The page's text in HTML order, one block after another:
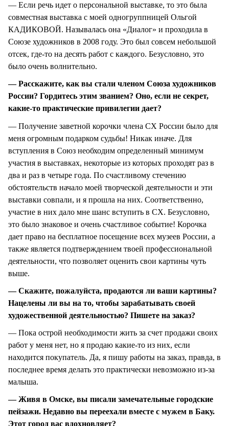
— Если речь идет о персональной выставке, то это была
совместная выставка с моей одногруппницей Ольгой
КАДИКОВОЙ. Называлась она «Диалог» и проходила в
Союзе художников в 2008 году. Это был совсем небольшой
отсек, где-то на десять работ с каждого. Безусловно, это
было очень волнительно.
— Расскажите, как вы стали членом Союза художников
России? Гордитесь этим званием? Оно, если не секрет,
какие-то практические привилегии дает?
— Получение заветной корочки члена СХ России было для
меня огромным подарком судьбы! Никак иначе. Для
вступления в Союз необходим определенный минимум
участия в выставках, некоторые из которых проходят раз в
два и раз в четыре года. По счастливому стечению
обстоятельств начало моей творческой деятельности и эти
выставки совпали, и я прошла на них. Соответственно,
участие в них дало мне шанс вступить в СХ. Безусловно,
это было знаковое и очень счастливое событие! Корочка
дает право на бесплатное посещение всех музеев России, а
также является подтверждением твоей профессиональной
деятельности, что позволяет оценить свои картины чуть
выше.
— Скажите, пожалуйста, продаются ли ваши картины?
Нацелены ли вы на то, чтобы зарабатывать своей
художественной деятельностью? Пишете на заказ?
— Пока острой необходимости жить за счет продажи своих
работ у меня нет, но я продаю какие-то из них, если
находится покупатель. Да, я пишу работы на заказ, правда, в
последнее время делать это практически невозможно из-за
малыша.
— Живя в Омске, вы писали замечательные городские
пейзажи. Недавно вы переехали вместе с мужем в Баку.
Этот город вас вдохновляет?